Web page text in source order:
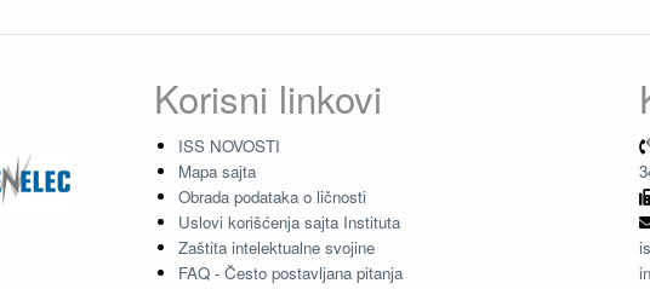
Korisni linkovi
ISS NOVOSTI
Mapa sajta
Obrada podataka o ličnosti
Uslovi korišćenja sajta Instituta
Zaštita intelektualne svojine
FAQ - Često postavljana pitanja